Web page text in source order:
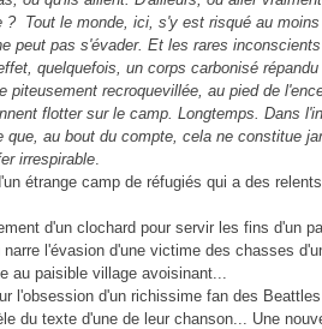
? Tout le monde, ici, s'y est risqué au
peut pas s'évader. Et les rares
quelquefois, un corps carbonisé
piteusement recroquevillée, au pied de
flotter sur le camp. Longtemps. Dans
au bout du compte, cela ne constitue
irrespirable.
étrange camp de réfugiés qui a des
d'un clochard pour servir les fins d'un
l'évasion d'une victime des chasses
au paisible village avoisinant...
l'obsession d'un richissime fan des
du texte d'une de leur chanson... Une